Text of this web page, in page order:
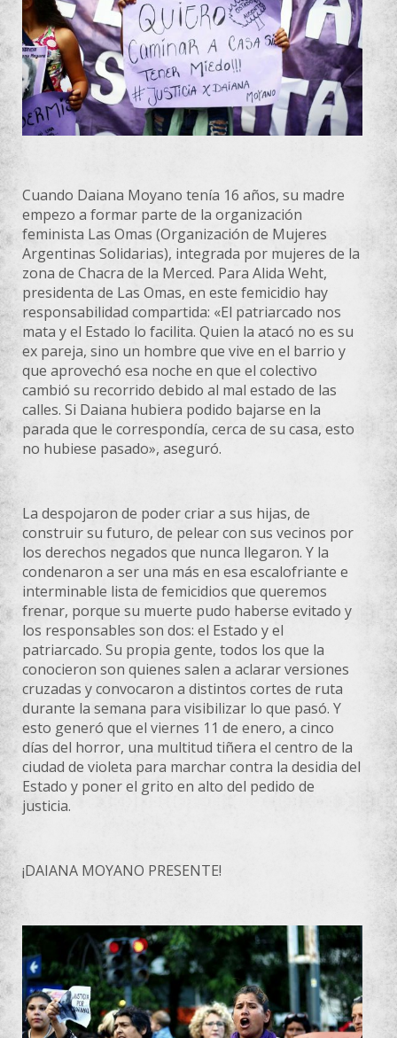
Cuando Daiana Moyano tenía 16 años, su madre
empezo a formar parte de la organización
feminista Las Omas (Organización de Mujeres
Argentinas Solidarias), integrada por mujeres de la
zona de Chacra de la Merced. Para Alida Weht,
presidenta de Las Omas, en este femicidio hay
responsabilidad compartida: «El patriarcado nos
mata y el Estado lo facilita. Quien la atacó no es su
ex pareja, sino un hombre que vive en el barrio y
que aprovechó esa noche en que el colectivo
cambió su recorrido debido al mal estado de las
calles. Si Daiana hubiera podido bajarse en la
parada que le correspondía, cerca de su casa, esto
no hubiese pasado», aseguró.
La despojaron de poder criar a sus hijas, de
construir su futuro, de pelear con sus vecinos por
los derechos negados que nunca llegaron. Y la
condenaron a ser una más en esa escalofriante e
interminable lista de femicidios que queremos
frenar, porque su muerte pudo haberse evitado y
los responsables son dos: el Estado y el
patriarcado. Su propia gente, todos los que la
conocieron son quienes salen a aclarar versiones
cruzadas y convocaron a distintos cortes de ruta
durante la semana para visibilizar lo que pasó. Y
esto generó que el viernes 11 de enero, a cinco
días del horror, una multitud tiñera el centro de la
ciudad de violeta para marchar contra la desidia del
Estado y poner el grito en alto del pedido de
justicia.
¡DAIANA MOYANO PRESENTE!